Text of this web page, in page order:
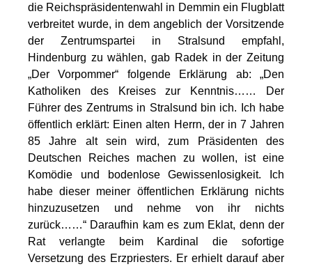
die Reichspräsidentenwahl in Demmin ein Flugblatt
verbreitet wurde, in dem angeblich der Vorsitzende
der Zentrumspartei in Stralsund empfahl,
Hindenburg zu wählen, gab Radek in der Zeitung
„Der Vorpommer“ folgende Erklärung ab: „Den
Katholiken des Kreises zur Kenntnis…… Der
Führer des Zentrums in Stralsund bin ich. Ich habe
öffentlich erklärt: Einen alten Herrn, der in 7 Jahren
85 Jahre alt sein wird, zum Präsidenten des
Deutschen Reiches machen zu wollen, ist eine
Komödie und bodenlose Gewissenlosigkeit. Ich
habe dieser meiner öffentlichen Erklärung nichts
hinzuzusetzen und nehme von ihr nichts
zurück……“ Daraufhin kam es zum Eklat, denn der
Rat verlangte beim Kardinal die sofortige
Versetzung des Erzpriesters. Er erhielt darauf aber